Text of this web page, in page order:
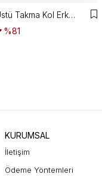
Mona Regular Fit Diz Üstü Takma Kol Erkek Yaka Antrasit Kaban
%81
KURUMSAL
İletişim
Ödeme Yöntemleri